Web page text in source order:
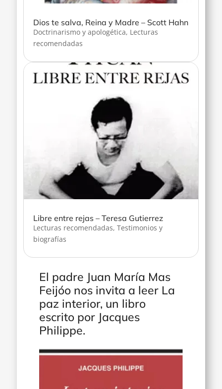
Dios te salva, Reina y Madre – Scott Hahn
Doctrinarismo y apologética, Lecturas
recomendadas
Libre entre rejas – Teresa Gutierrez
Lecturas recomendadas,Testimonios y
biografías
El padre Juan María Mas
Feijóo nos invita a leer La
paz interior, un libro
escrito por Jacques
Philippe.